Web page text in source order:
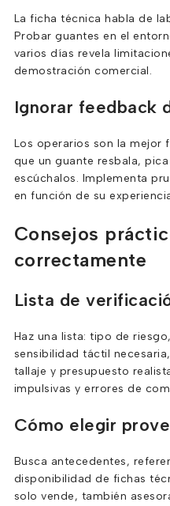
La ficha técnica habla de
Probar guantes en el
varios días revela
demostración comercial.
Ignorar feedback
Los operarios son la mejor
que un guante resbala,
escúchalos. Implementa
en función de su
Consejos
correctamente
Lista de
Haz una lista: tipo de
sensibilidad táctil
tallaje y presupuesto
impulsivas y errores de
Cómo elegir
Busca antecedentes,
disponibilidad de fichas
solo vende, también